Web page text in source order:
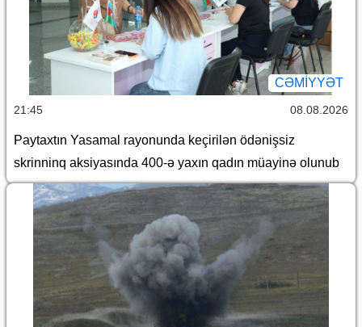
CƏMİYYƏT
21:45 08.08.2026
Paytaxtın Yasamal rayonunda keçirilən ödənişsiz
skrinninq aksiyasında 400-ə yaxın qadın müayinə olunub